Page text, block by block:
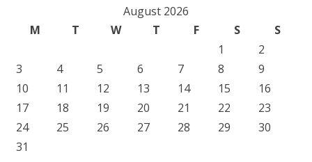
August 2026
M
T W T F S
S
1
2
3
4 5 6 7 8
9
10
11 12 13 14 15
16
17
18 19 20 21 22
23
24
25 26 27 28 29
30
31